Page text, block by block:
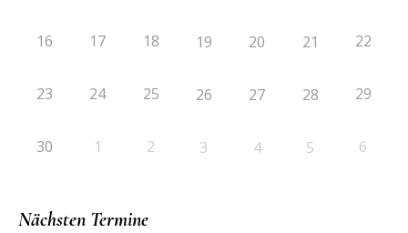
16 17 18 19 20 21 22
23 24 25 26 27 28 29
30 1 2 3 4 5 6
Nächsten Termine